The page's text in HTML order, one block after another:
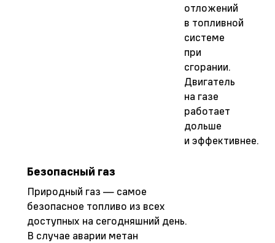
отложений
в топливной
системе
при
сгорании.
Двигатель
на газе
работает
дольше
и эффективнее.
Безопасный газ
Природный газ — самое
безопасное топливо из всех
доступных на сегодняшний день.
В случае аварии метан